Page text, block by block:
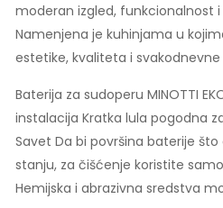
moderan izgled, funkcionalnost
Namenjena je kuhinjama u
estetike, kvaliteta i
Baterija za sudoperu MINOTTI
instalacija Kratka lula pogodna
Savet Da bi površina baterije
stanju, za čišćenje koristite
Hemijska i abrazivna sredstva